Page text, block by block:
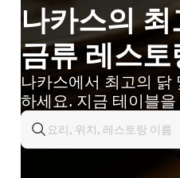
나카스의
금류 레스토
나카스에서 최고의 닭
하세요. 지금 테이블